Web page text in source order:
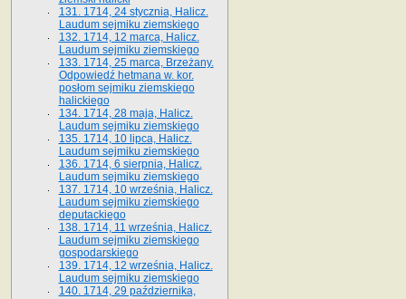
131. 1714, 24 stycznia, Halicz.
Laudum sejmiku ziemskiego
132. 1714, 12 marca, Halicz.
Laudum sejmiku ziemskiego
133. 1714, 25 marca, Brzeżany.
Odpowiedź hetmana w. kor.
posłom sejmiku ziemskiego
halickiego
134. 1714, 28 maja, Halicz.
Laudum sejmiku ziemskiego
135. 1714, 10 lipca, Halicz.
Laudum sejmiku ziemskiego
136. 1714, 6 sierpnia, Halicz.
Laudum sejmiku ziemskiego
137. 1714, 10 września, Halicz.
Laudum sejmiku ziemskiego
deputackiego
138. 1714, 11 września, Halicz.
Laudum sejmiku ziemskiego
gospodarskiego
139. 1714, 12 września, Halicz.
Laudum sejmiku ziemskiego
140. 1714, 29 października,